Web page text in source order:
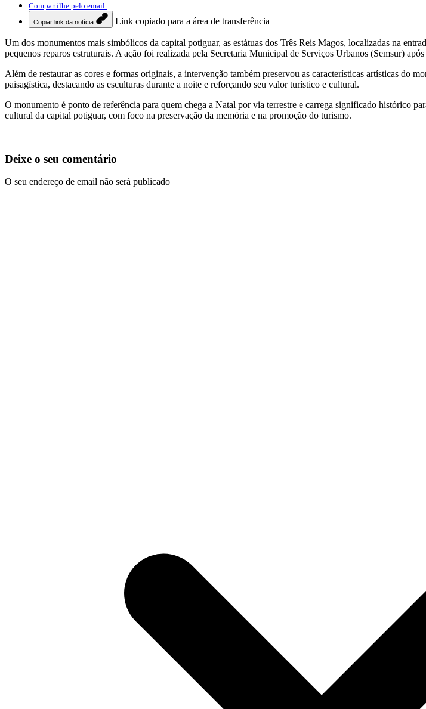
Compartilhe pelo email
Copiar link da notícia Link copiado para a área de transferência
Um dos monumentos mais simbólicos da capital potiguar, as estátuas dos Três Reis Magos, localizadas na
pequenos reparos estruturais. A ação foi realizada pela Secretaria Municipal de Serviços Urbanos (Semsur)
Além de restaurar as cores e formas originais, a intervenção também preservou as características artísticas do
paisagística, destacando as esculturas durante a noite e reforçando seu valor turístico e cultural.
O monumento é ponto de referência para quem chega a Natal por via terrestre e carrega significado histórico
cultural da capital potiguar, com foco na preservação da memória e na promoção do turismo.
Deixe o seu comentário
O seu endereço de email não será publicado